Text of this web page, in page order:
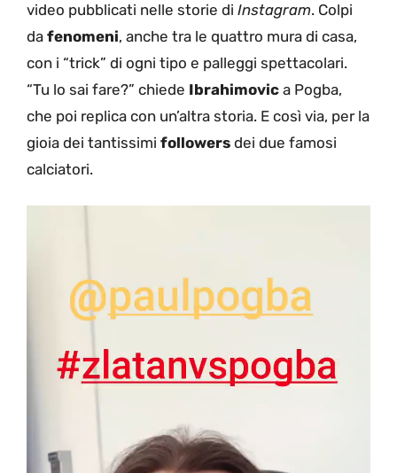
video pubblicati nelle storie di Instagram. Colpi
da fenomeni, anche tra le quattro mura di casa,
con i “trick” di ogni tipo e palleggi spettacolari.
“Tu lo sai fare?” chiede Ibrahimovic a Pogba,
che poi replica con un’altra storia. E così via, per la
gioia dei tantissimi followers dei due famosi
calciatori.